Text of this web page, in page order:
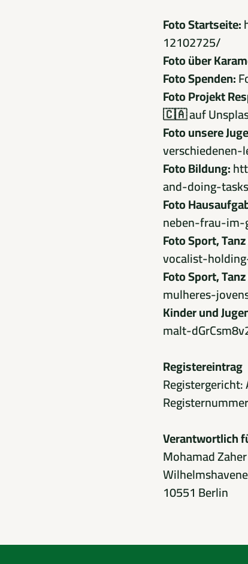
Foto Startseite:
12102725/
Foto über
Foto Spenden:
Foto Projekt
🇨🇦auf
Foto unsere
Foto Bildung:
and-doing-
Foto
neben-frau-im-
Foto Sport,
vocalist-
Foto Sport,
mulheres-
Kinder und
malt-
Registereintrag
Verantwortlich
Mohamad Zaher
10551 Berlin